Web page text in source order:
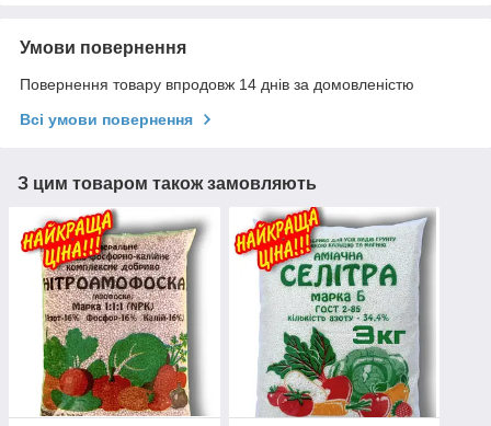
Умови повернення
Повернення товару впродовж 14 днів за домовленістю
Всі умови повернення
З цим товаром також замовляють